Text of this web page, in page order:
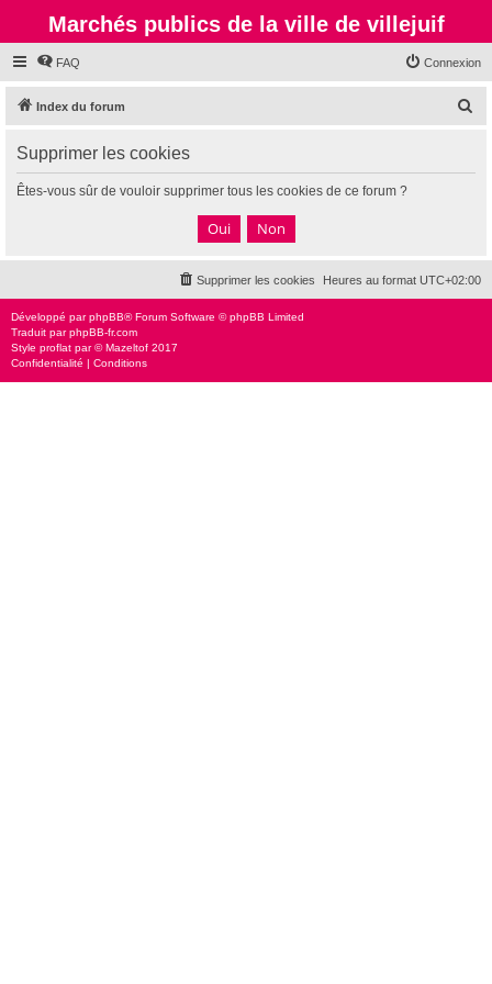
Marchés publics de la ville de villejuif
FAQ Connexion
Index du forum
c
Supprimer les cookies
Êtes-vous sûr de vouloir supprimer tous les cookies de ce forum ?
Heures au format UTC+02:00
Supprimer les cookies
Développé parphpBB® Forum Software © phpBB Limited
Traduit parphpBB-fr.com
Style proflat par ©Mazeltof 2017
Confidentialité | Conditions